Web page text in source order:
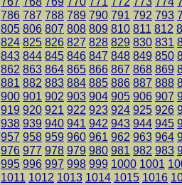
786 787 788 789 790 791 792 793
805 806 807 808 809 810 811 812
824 825 826 827 828 829 830 831
843 844 845 846 847 848 849 850
862 863 864 865 866 867 868 869
881 882 883 884 885 886 887 888
900 901 902 903 904 905 906 907
919 920 921 922 923 924 925 926
938 939 940 941 942 943 944 945
957 958 959 960 961 962 963 964
976 977 978 979 980 981 982 983
995 996 997 998 999 1000 1001
1011 1012 1013 1014 1015 1016